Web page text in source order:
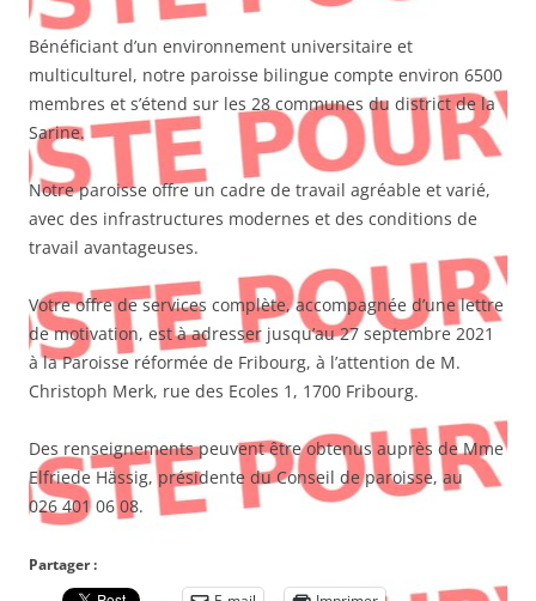
Bénéficiant d’un environnement universitaire et
multiculturel, notre paroisse bilingue compte environ 6500
membres et s’étend sur les 28 communes du district de la
Sarine.
Notre paroisse offre un cadre de travail agréable et varié,
avec des infrastructures modernes et des conditions de
travail avantageuses.
Votre offre de services complète, accompagnée d’une lettre
de motivation, est à adresser jusqu’au 27 septembre 2021
à la Paroisse réformée de Fribourg, à l’attention de M.
Christoph Merk, rue des Ecoles 1, 1700 Fribourg.
Des renseignements peuvent être obtenus auprès de Mme
Elfriede Hässig, présidente du Conseil de paroisse, au
026 401 06 08.
Partager :